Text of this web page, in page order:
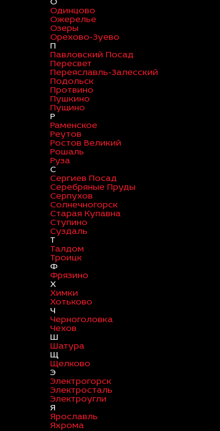
О
Одинцово
Ожерелье
Озеры
Орехово-Зуево
П
Павловский Посад
Пересвет
Переяславль-Залесский
Подольск
Протвино
Пушкино
Пущино
Р
Раменское
Реутов
Ростов Великий
Рошаль
Руза
С
Сергиев Посад
Серебряные Пруды
Серпухов
Солнечногорск
Старая Купавна
Ступино
Суздаль
Т
Талдом
Троицк
Ф
Фрязино
Х
Химки
Хотьково
Ч
Черноголовка
Чехов
Ш
Шатура
Щ
Щелково
Э
Электрогорск
Электросталь
Электроугли
Я
Ярославль
Яхрома